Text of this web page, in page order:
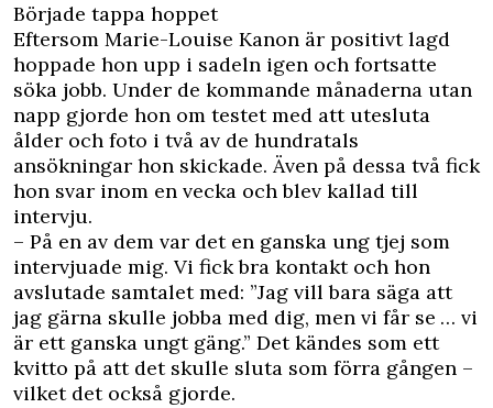
Började tappa hoppet
Eftersom Marie-Louise Kanon är positivt lagd
hoppade hon upp i sadeln igen och fortsatte
söka jobb. Under de kommande månaderna utan
napp gjorde hon om testet med att utesluta
ålder och foto i två av de hundratals
ansökningar hon skickade. Även på dessa två fick
hon svar inom en vecka och blev kallad till
intervju.
– På en av dem var det en ganska ung tjej som
intervjuade mig. Vi fick bra kontakt och hon
avslutade samtalet med: ”Jag vill bara säga att
jag gärna skulle jobba med dig, men vi får se … vi
är ett ganska ungt gäng.” Det kändes som ett
kvitto på att det skulle sluta som förra gången –
vilket det också gjorde.